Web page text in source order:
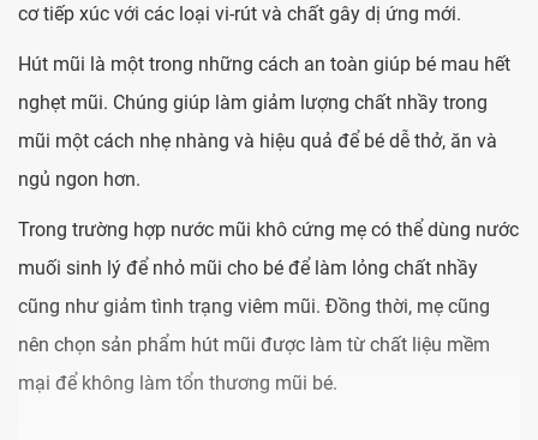
cơ tiếp xúc với các loại vi-rút và chất gây dị ứng mới.
Hút mũi là một trong những cách an toàn giúp bé mau hết
nghẹt mũi. Chúng giúp làm giảm lượng chất nhầy trong
mũi một cách nhẹ nhàng và hiệu quả để bé dễ thở, ăn và
ngủ ngon hơn.
Trong trường hợp nước mũi khô cứng mẹ có thể dùng nước
muối sinh lý để nhỏ mũi cho bé để làm lỏng chất nhầy
cũng như giảm tình trạng viêm mũi. Đồng thời, mẹ cũng
nên chọn sản phẩm hút mũi được làm từ chất liệu mềm
mại để không làm tổn thương mũi bé.